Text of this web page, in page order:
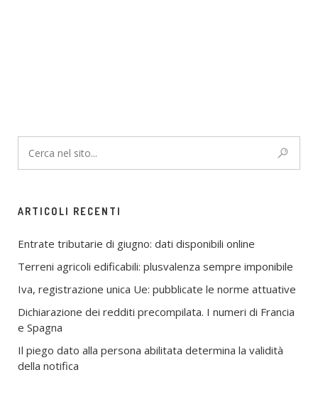
ARTICOLI RECENTI
Entrate tributarie di giugno: dati disponibili online
Terreni agricoli edificabili: plusvalenza sempre imponibile
Iva, registrazione unica Ue: pubblicate le norme attuative
Dichiarazione dei redditi precompilata. I numeri di Francia
e Spagna
Il piego dato alla persona abilitata determina la validità
della notifica